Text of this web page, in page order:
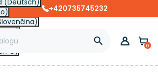
(Deutsch)
(Magyar)
€)
+420735745232
 0